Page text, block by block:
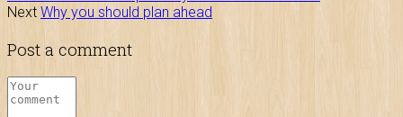
Next Why you should plan ahead
Post a comment